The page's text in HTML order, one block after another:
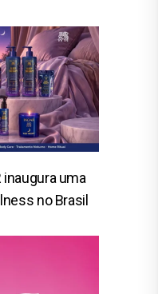
inaugura uma
no Brasil